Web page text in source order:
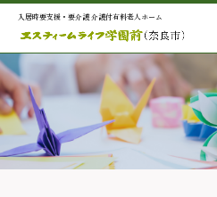
入居時要支援・要介護 介護付有料老人ホーム